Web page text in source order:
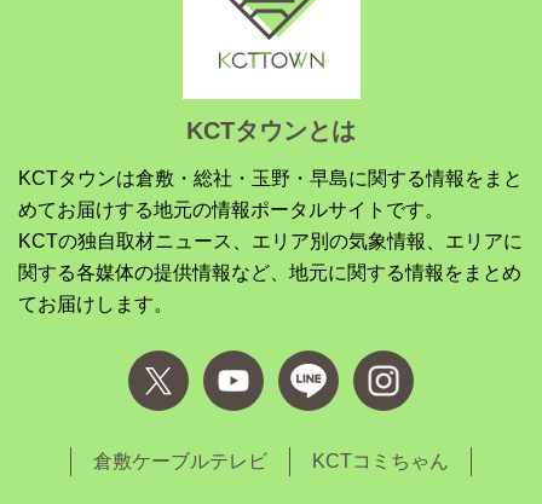
KCTタウンとは
KCTタウンは倉敷・総社・玉野・早島に関する情報をまと
めてお届けする地元の情報ポータルサイトです。
KCTの独自取材ニュース、エリア別の気象情報、エリアに
関する各媒体の提供情報など、地元に関する情報をまとめ
てお届けします。
倉敷ケーブルテレビ KCTコミちゃん